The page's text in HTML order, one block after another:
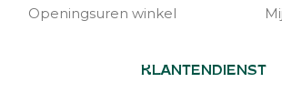
Openingsuren winkel
KLANTENDIENST